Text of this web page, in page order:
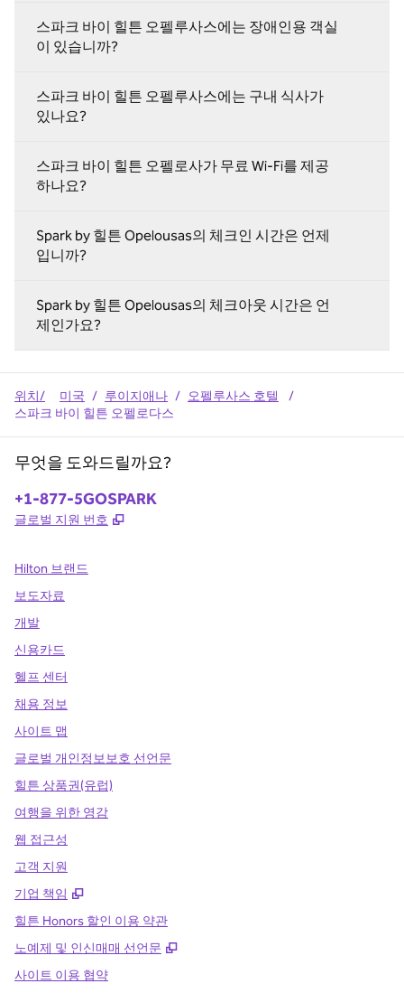
스파크 바이 힐튼 오펠루사스에는 장애인용 객실
이 있습니까?
스파크 바이 힐튼 오펠루사스에는 구내 식사가
있나요?
스파크 바이 힐튼 오펠로사가 무료 Wi-Fi를 제공
하나요?
Spark by 힐튼 Opelousas의 체크인 시간은 언제
입니까?
Spark by 힐튼 Opelousas의 체크아웃 시간은 언
제인가요?
위치/ 미국 / 루이지애나 / 오펠루사스 호텔
/
스파크 바이 힐튼 오펠로다스
무엇을 도와드릴까요?
전화:
+1-877-5GOSPARK
글로벌 지원 번호 ,
Hilton 브랜드
보도자료
개발
신용카드
헬프 센터
채용 정보
사이트 맵
글로벌 개인정보보호 선언문
힐튼 상품권(유럽)
여행을 위한 영감
웹 접근성
고객 지원
기업 책임
,
힐튼 Honors 할인 이용 약관
노예제 및 인신매매 선언문
,
사이트 이용 협약